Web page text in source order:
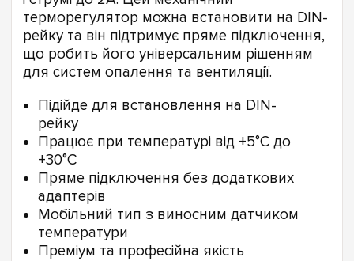
терморегулятор можна встановити на DIN-
рейку та він підтримує пряме підключення,
що робить його універсальним рішенням
для систем опалення та вентиляції.
Підійде для встановлення на DIN-
рейку
Працює при температурі від +5°С до
+30°С
Пряме підключення без додаткових
адаптерів
Мобільний тип з виносним датчиком
температури
Преміум та професійна якість